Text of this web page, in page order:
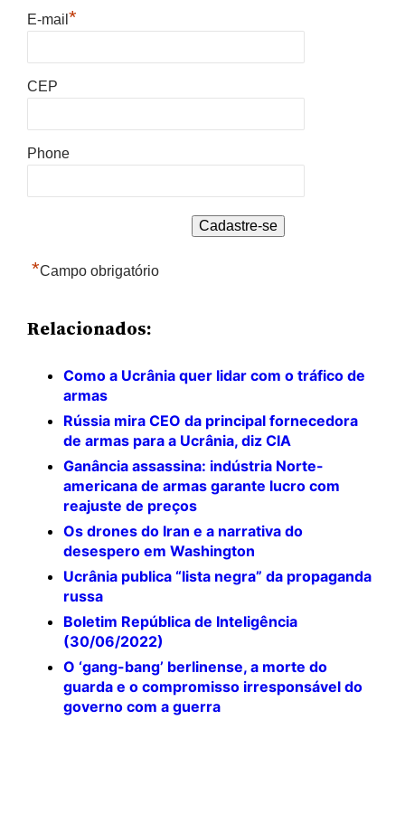
E-mail*
CEP
Phone
*Campo obrigatório
Relacionados:
Como a Ucrânia quer lidar com o tráfico de
armas
Rússia mira CEO da principal fornecedora
de armas para a Ucrânia, diz CIA
Ganância assassina: indústria Norte-
americana de armas garante lucro com
reajuste de preços
Os drones do Iran e a narrativa do
desespero em Washington
Ucrânia publica “lista negra” da propaganda
russa
Boletim República de Inteligência
(30/06/2022)
O ‘gang-bang’ berlinense, a morte do
guarda e o compromisso irresponsável do
governo com a guerra